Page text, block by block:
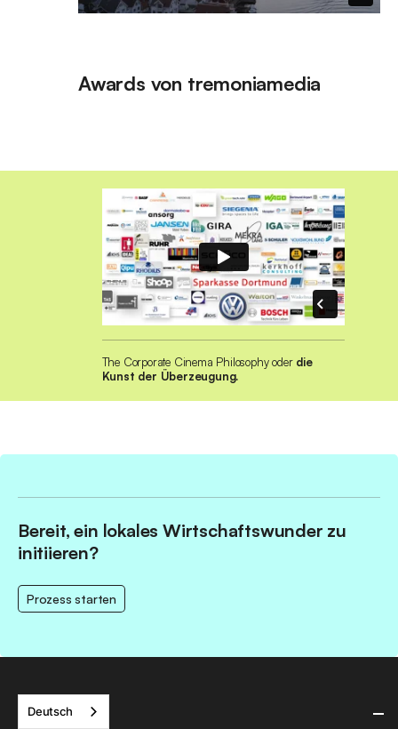
Awards von tremoniamedia
The Corporate Cinema Philosophy oder die
Kunst der Überzeugung.
Bereit, ein lokales Wirtschaftswunder zu
initiieren?
Prozess starten
Deutsch